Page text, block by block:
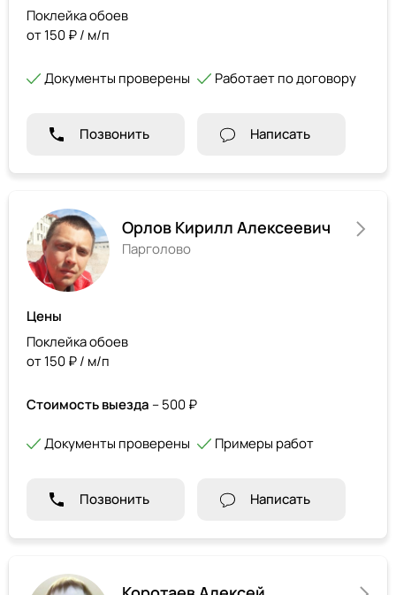
Поклейка обоев
от 150 ₽ / м/п
Документы проверены Работает по договору
Позвонить Написать
Орлов Кирилл Алексеевич
Парголово
Цены
Поклейка обоев
от 150 ₽ / м/п
Стоимость выезда – 500 ₽
Документы проверены Примеры работ
Позвонить Написать